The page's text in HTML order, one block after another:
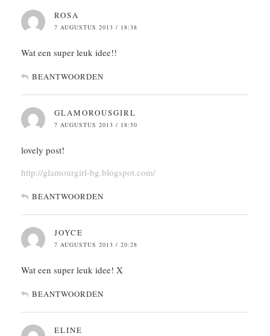
ROSA
7 AUGUSTUS 2013 / 18:38
Wat een super leuk idee!!
BEANTWOORDEN
GLAMOROUSGIRL
7 AUGUSTUS 2013 / 18:50
lovely post!
http://glamourgirl-bg.blogspot.com/
BEANTWOORDEN
JOYCE
7 AUGUSTUS 2013 / 20:28
Wat een super leuk idee! X
BEANTWOORDEN
ELINE